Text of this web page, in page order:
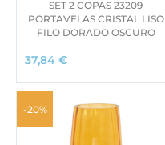
SET 2 COPAS 23209
PORTAVELAS CRISTAL LISO
FILO DORADO OSCURO
37,84 €
-20%